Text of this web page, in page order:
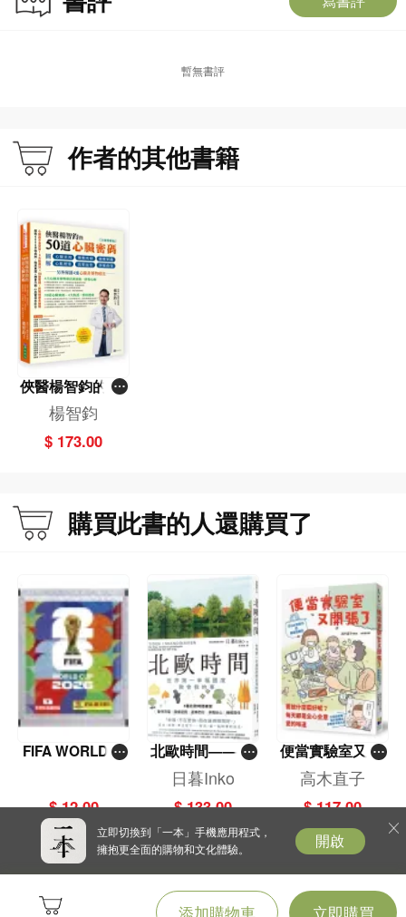
添加購物車 立即購買
￭破除迷思，建立正確觀念：針對市面上常見誤解與治療陷阱一一解析，從科學觀
作者簡介
￭部落格〈俠醫楊智鈞醫師〉不靠廣告、業配，至今已累積超過257萬瀏覽人次。
￭臉書〈心臟外科俠醫楊智鈞〉，超過2萬個追蹤者。
俠醫&心臟血管外科醫師
臺北長大的嘉義孩子。綽號「俠醫」，常對台灣健保體制下的醫療亂象直言不
諱。在醫學領域裡，作者具備近20年心臟血管外科急重症臨床經驗，擅長全動脈
不停跳心臟繞道、瓣膜修補、主動脈剝離、主動脈瘤微創、靜脈曲張微創、洗腎
瘻管等各式心臟血管手術，總計逾5000例。
作者自幼被算命老師評為「命帶驛馬」，至今在台灣曾居住、工作過的縣市有九
個。在行醫全台的過程中，有感於民眾對於醫療資訊的知識接受的不平等，以及
知名綜藝節目「醫師好辣」的人氣來賓外，至今受邀企業演講、節目專訪等亦超
過百場。
筆者行醫理念的座右銘為：「多一顆健康的心臟、少一個心碎的家庭。」終身矢
志著書立說，破除醫療迷信，推廣正確心血管健康知識，讓人人都能為自己健康
把關，並當每一個人的心血管健康守門員。
學歷
 國立成功大學醫學工程研究所博士班/國立陽明大學醫學系畢業/臺北市立建國中
學畢業
經歷
 曾任台中榮總/台中榮總嘉義分院/中國醫藥大學安南醫院等心臟外科主治醫師
醫學專長
 無痛靜脈曲張微創雷射/超級膠/硬化劑治療/不停跳冠狀動脈繞道手術/全動脈冠
狀動脈繞道手術/微創內視鏡開心手術（MICS）/急性主動脈剝離手術/無刀口主動
脈瘤微創修復手術/氣球擴張與血管支架手術/血液透析（洗腎廔管）氣球擴張＆支
架手術/心血管功能醫學／基因醫學／血液淨化
暫無書評
作者的其他書籍
俠醫楊智鈞的50
道心臟密碼（全
新增修版）——
圖解心臟衰竭、
塞、洗腎血管、
靜脈曲張——另
楊智鈞
$ 173.00
購買此書的人還購買了
FIFA WORLD C
包）
$ 12.00
北歐時間——世
界第一幸福國度
教會我的事
日暮Inko
$ 133.00
便當實驗室又開
張了——日日和
特別日的菜單挑
戰記
高木直子
$ 117.00
立即切換到「一本」手機應用程式，
擁抱更全面的購物和文化體驗。
開啟